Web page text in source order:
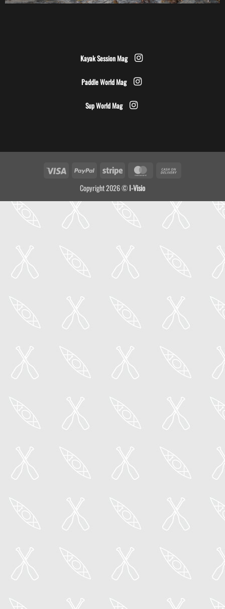
Kayak Session Mag
Paddle World Mag
Sup World Mag
Visa PayPal Stripe MasterCard
Copyright 2026 ©I-Visio